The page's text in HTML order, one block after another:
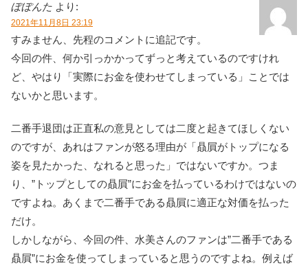
ぽぽんた より:
2021年11月8日 23:19
すみません、先程のコメントに追記です。
今回の件、何か引っかかってずっと考えているのですけれ
ど、やはり「実際にお金を使わせてしまっている」ことでは
ないかと思います。
二番手退団は正直私の意見としては二度と起きてほしくない
のですが、あれはファンが怒る理由が「贔屓がトップになる
姿を見たかった、なれると思った」ではないですか。つま
り、”トップとしての贔屓”にお金を払っているわけではないの
ですよね。あくまで二番手である贔屓に適正な対価を払った
だけ。
しかしながら、今回の件、水美さんのファンは”二番手である
贔屓”にお金を使ってしまっていると思うのですよね。例えば